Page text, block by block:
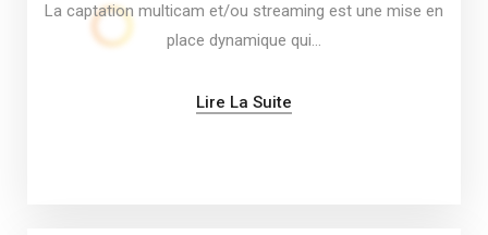
La captation multicam et/ou streaming est une mise en
place dynamique qui…
Lire La Suite